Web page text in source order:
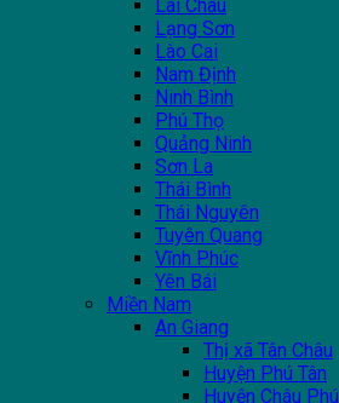
Lai Châu
Lạng Sơn
Lào Cai
Nam Định
Ninh Bình
Phú Thọ
Quảng Ninh
Sơn La
Thái Bình
Thái Nguyên
Tuyên Quang
Vĩnh Phúc
Yên Bái
Miền Nam
An Giang
Thị xã Tân Châu
Huyện Phú Tân
Huyện Châu Phú